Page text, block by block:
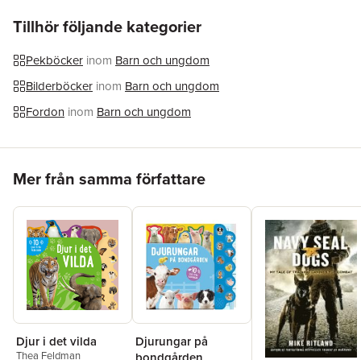
Förlag
Miljömärkning
Originaltitel
10 buttons: Honk on the road
Översättare
Tillhör följande kategorier
Pekböcker inom Barn och ungdom
Bilderböcker inom Barn och ungdom
Fordon inom Barn och ungdom
Mer från samma författare
Djur i det vilda
Thea Feldman
Djurungar på